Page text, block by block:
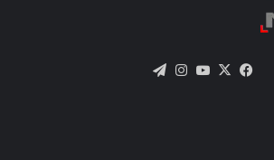
فيسبوك
X يوتيوبانستقرام